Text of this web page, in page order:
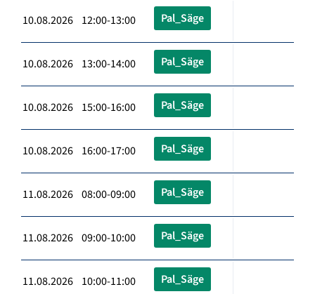
10.08.2026 12:00-13:00 Pal_Säge
10.08.2026 13:00-14:00 Pal_Säge
10.08.2026 15:00-16:00 Pal_Säge
10.08.2026 16:00-17:00 Pal_Säge
11.08.2026 08:00-09:00 Pal_Säge
11.08.2026 09:00-10:00 Pal_Säge
11.08.2026 10:00-11:00 Pal_Säge